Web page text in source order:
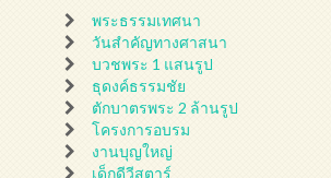
พระธรรมเทศนา
วันสำคัญทางศาสนา
บวชพระ 1 แสนรูป
ธุดงค์ธรรมชัย
ตักบาตรพระ 2 ล้านรูป
โครงการอบรม
งานบุญใหญ่
เด็กดีวีสตาร์